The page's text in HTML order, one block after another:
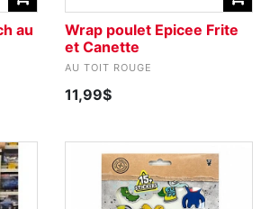
au
Wrap poulet Epicee Frite
et Canette
AU TOIT ROUGE
11,99$